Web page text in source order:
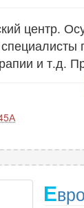
центр.
и т.д.
Е